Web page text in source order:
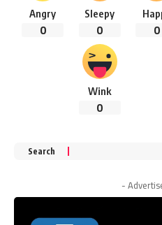
0
Sleepy
0
Angry
0
Wink
0